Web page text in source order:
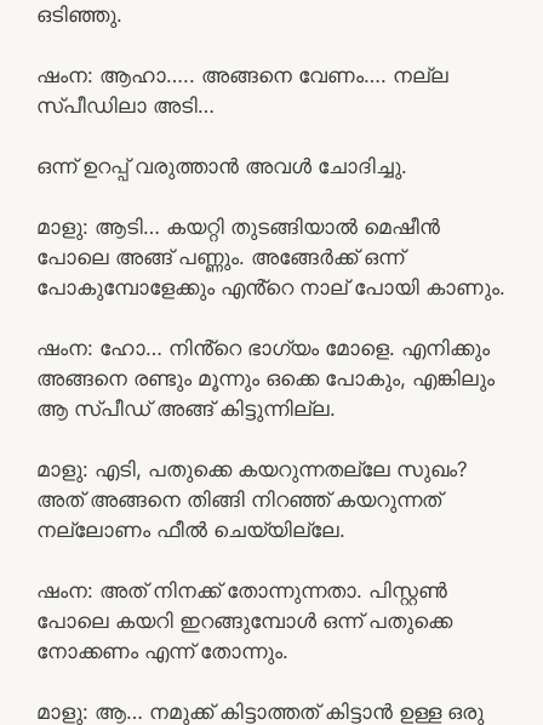
ഒടിഞ്ഞു.
ഷംന: ആഹാ….. അങ്ങനെ വേണം…. നല്ല
സ്പീഡിലാ അടി…
ഒന്ന് ഉറപ്പ് വരുത്താൻ അവൾ ചോദിച്ചു.
മാളു: ആടി… കയറ്റി തുടങ്ങിയാൽ മെഷീൻ
പോലെ അങ്ങ് പണ്ണും. അങ്ങേർക്ക് ഒന്ന്
പോകുമ്പോളേക്കും എൻ്റെ നാല് പോയി കാണും.
ഷംന: ഹോ… നിൻ്റെ ഭാഗ്യം മോളെ. എനിക്കും
അങ്ങനെ രണ്ടും മൂന്നും ഒക്കെ പോകും, എങ്കിലും
ആ സ്പീഡ് അങ്ങ് കിട്ടുന്നില്ല.
മാളു: എടി, പതുക്കെ കയറുന്നതല്ലേ സുഖം?
അത് അങ്ങനെ തിങ്ങി നിറഞ്ഞ് കയറുന്നത്
നല്ലോണം ഫീൽ ചെയ്യില്ലേ.
ഷംന: അത് നിനക്ക് തോന്നുന്നതാ. പിസ്റ്റൺ
പോലെ കയറി ഇറങ്ങുമ്പോൾ ഒന്ന് പതുക്കെ
നോക്കണം എന്ന് തോന്നും.
മാളു: ആ… നമുക്ക് കിട്ടാത്തത് കിട്ടാൻ ഉള്ള ഒരു